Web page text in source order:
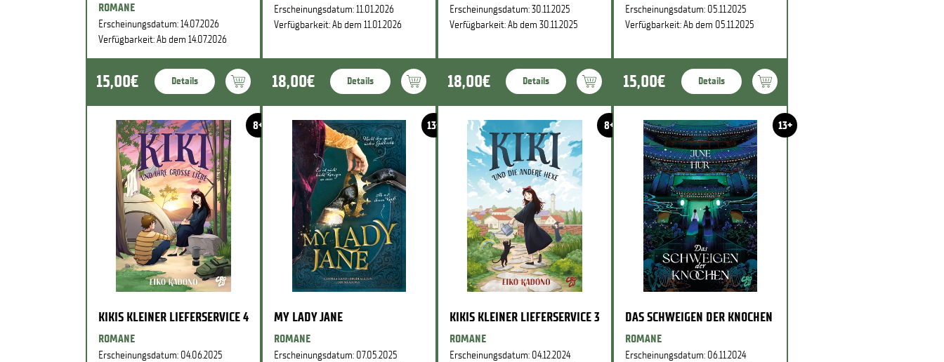
ROMANE
Erscheinungsdatum: 14.07.2026
Verfügbarkeit: Ab dem 14.07.2026
15,00€ Details
Erscheinungsdatum: 11.01.2026
Verfügbarkeit: Ab dem 11.01.2026
18,00€ Details
Erscheinungsdatum: 30.11.2025
Verfügbarkeit: Ab dem 30.11.2025
18,00€ Details
Erscheinungsdatum: 05.11.2025
Verfügbarkeit: Ab dem 05.11.2025
15,00€ Details
8+
KIKIS KLEINER LIEFERSERVICE 4
ROMANE
Erscheinungsdatum: 04.06.2025
13+
MY LADY JANE
ROMANE
Erscheinungsdatum: 07.05.2025
8+
KIKIS KLEINER LIEFERSERVICE 3
ROMANE
Erscheinungsdatum: 04.12.2024
13+
DAS SCHWEIGEN DER KNOCHEN
ROMANE
Erscheinungsdatum: 06.11.2024